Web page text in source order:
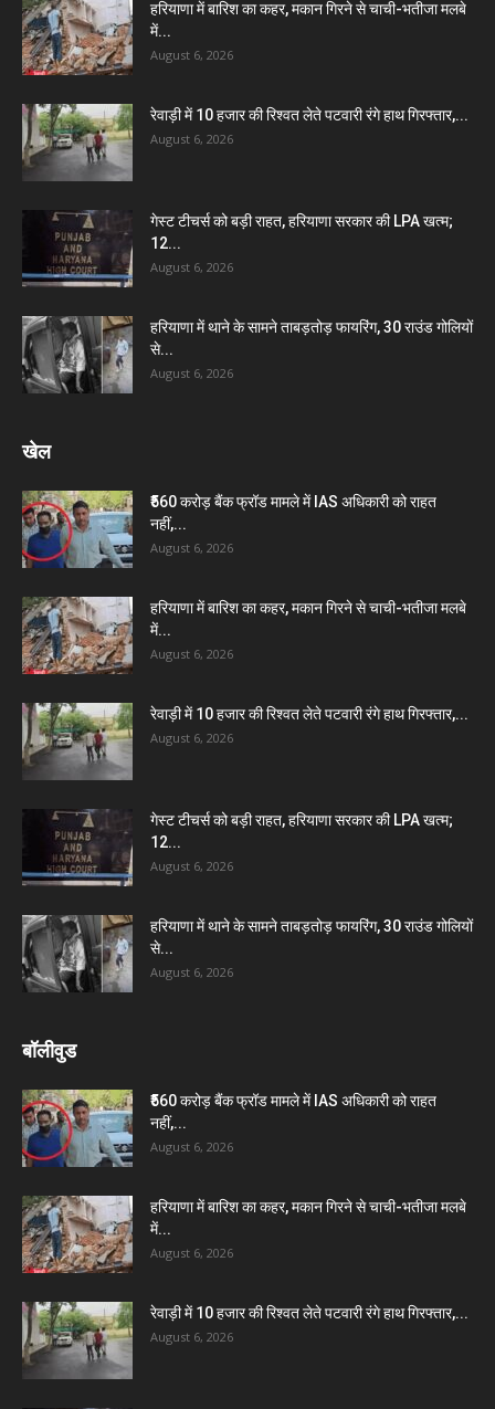
हरियाणा में बारिश का कहर, मकान गिरने से चाची-भतीजा मलबे
में...
August 6, 2026
रेवाड़ी में 10 हजार की रिश्वत लेते पटवारी रंगे हाथ गिरफ्तार,...
August 6, 2026
गेस्ट टीचर्स को बड़ी राहत, हरियाणा सरकार की LPA खत्म;
12...
August 6, 2026
हरियाणा में थाने के सामने ताबड़तोड़ फायरिंग, 30 राउंड गोलियों
से...
August 6, 2026
खेल
₹560 करोड़ बैंक फ्रॉड मामले में IAS अधिकारी को राहत
नहीं,...
August 6, 2026
हरियाणा में बारिश का कहर, मकान गिरने से चाची-भतीजा मलबे
में...
August 6, 2026
रेवाड़ी में 10 हजार की रिश्वत लेते पटवारी रंगे हाथ गिरफ्तार,...
August 6, 2026
गेस्ट टीचर्स को बड़ी राहत, हरियाणा सरकार की LPA खत्म;
12...
August 6, 2026
हरियाणा में थाने के सामने ताबड़तोड़ फायरिंग, 30 राउंड गोलियों
से...
August 6, 2026
बॉलीवुड
₹560 करोड़ बैंक फ्रॉड मामले में IAS अधिकारी को राहत
नहीं,...
August 6, 2026
हरियाणा में बारिश का कहर, मकान गिरने से चाची-भतीजा मलबे
में...
August 6, 2026
रेवाड़ी में 10 हजार की रिश्वत लेते पटवारी रंगे हाथ गिरफ्तार,...
August 6, 2026